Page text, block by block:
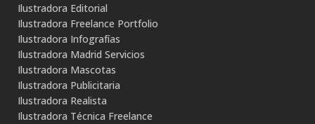
Ilustradora Editorial
Ilustradora Freelance Portfolio
Ilustradora Infografías
Ilustradora Madrid Servicios
Ilustradora Mascotas
Ilustradora Publicitaria
Ilustradora Realista
Ilustradora Técnica Freelance